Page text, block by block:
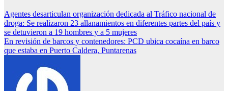
Agentes desarticulan organización dedicada al Tráfico nacional de
droga: Se realizaron 23 allanamientos en diferentes partes del país y
se detuvieron a 19 hombres y a 5 mujeres
En revisión de barcos y contenedores: PCD ubica cocaína en barco
que estaba en Puerto Caldera, Puntarenas